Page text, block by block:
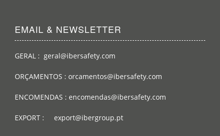
EMAIL & NEWSLETTER
GERAL : geral@ibersafety.com
ORÇAMENTOS : orcamentos@ibersafety.com
ENCOMENDAS : encomendas@ibersafety.com
EXPORT : export@ibergroup.pt